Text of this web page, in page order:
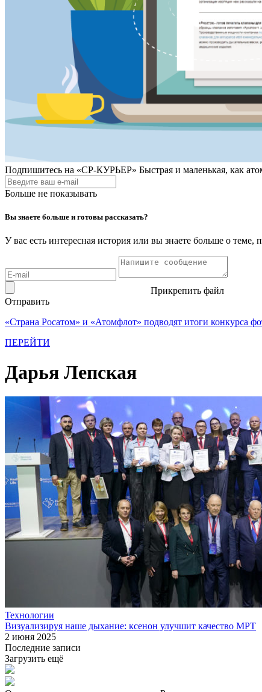
Подпишитесь на «СР-КУРЬЕР» Быстрая и маленькая, как
Больше не показывать
Вы знаете больше и готовы рассказать?
У вас есть интересная история или вы знаете больше о
Прикрепить файл
Отправить
«Страна Росатом» и «Атомфлот» подводят итоги
ПЕРЕЙТИ
Дарья Лепская
Технологии
Визуализируя наше дыхание: ксенон улучшит качество МРТ
2 июня 2025
Последние записи
Загрузить ещё